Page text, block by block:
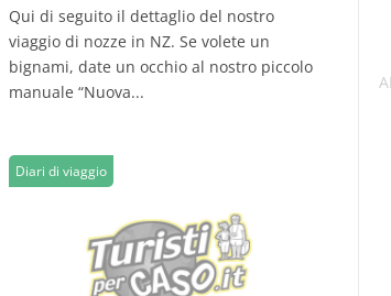
Qui di seguito il dettaglio del nostro
viaggio di nozze in NZ. Se volete un
bignami, date un occhio al nostro piccolo
manuale “Nuova...
Diari di viaggio